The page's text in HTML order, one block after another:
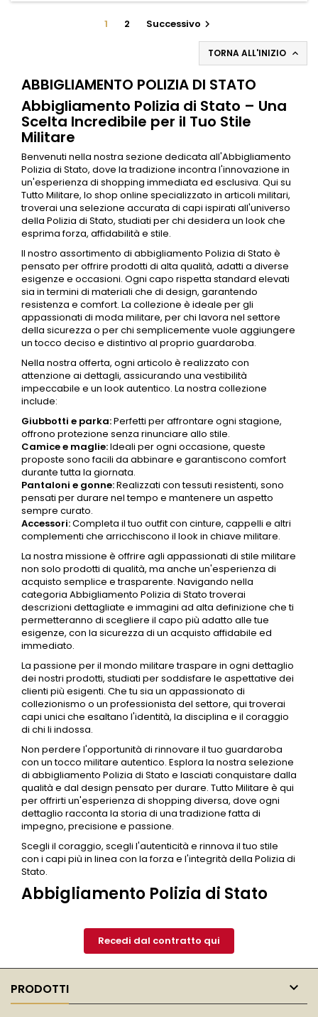
1 2 Successivo 
TORNA ALL'INIZIO 
ABBIGLIAMENTO POLIZIA DI STATO
Abbigliamento Polizia di Stato – Una
Scelta Incredibile per il Tuo Stile
Militare
Benvenuti nella nostra sezione dedicata all'Abbigliamento
Polizia di Stato, dove la tradizione incontra l'innovazione in
un'esperienza di shopping immediata ed esclusiva. Qui su
Tutto Militare, lo shop online specializzato in articoli militari,
troverai una selezione accurata di capi ispirati all'universo
della Polizia di Stato, studiati per chi desidera un look che
esprima forza, affidabilità e stile.
Il nostro assortimento di abbigliamento Polizia di Stato è
pensato per offrire prodotti di alta qualità, adatti a diverse
esigenze e occasioni. Ogni capo rispetta standard elevati
sia in termini di materiali che di design, garantendo
resistenza e comfort. La collezione è ideale per gli
appassionati di moda militare, per chi lavora nel settore
della sicurezza o per chi semplicemente vuole aggiungere
un tocco deciso e distintivo al proprio guardaroba.
Nella nostra offerta, ogni articolo è realizzato con
attenzione ai dettagli, assicurando una vestibilità
impeccabile e un look autentico. La nostra collezione
include:
Giubbotti e parka:Perfetti per affrontare ogni stagione,
offrono protezione senza rinunciare allo stile.
Camice e maglie:Ideali per ogni occasione, queste
proposte sono facili da abbinare e garantiscono comfort
durante tutta la giornata.
Pantaloni e gonne:Realizzati con tessuti resistenti, sono
pensati per durare nel tempo e mantenere un aspetto
sempre curato.
Accessori:Completa il tuo outfit con cinture, cappelli e altri
complementi che arricchiscono il look in chiave militare.
La nostra missione è offrire agli appassionati di stile militare
non solo prodotti di qualità, ma anche un'esperienza di
acquisto semplice e trasparente. Navigando nella
categoria Abbigliamento Polizia di Stato troverai
descrizioni dettagliate e immagini ad alta definizione che ti
permetteranno di scegliere il capo più adatto alle tue
esigenze, con la sicurezza di un acquisto affidabile ed
immediato.
La passione per il mondo militare traspare in ogni dettaglio
dei nostri prodotti, studiati per soddisfare le aspettative dei
clienti più esigenti. Che tu sia un appassionato di
collezionismo o un professionista del settore, qui troverai
capi unici che esaltano l'identità, la disciplina e il coraggio
di chi li indossa.
Non perdere l'opportunità di rinnovare il tuo guardaroba
con un tocco militare autentico. Esplora la nostra selezione
di abbigliamento Polizia di Stato e lasciati conquistare dalla
qualità e dal design pensato per durare. Tutto Militare è qui
per offrirti un'esperienza di shopping diversa, dove ogni
dettaglio racconta la storia di una tradizione fatta di
impegno, precisione e passione.
Scegli il coraggio, scegli l'autenticità e rinnova il tuo stile
con i capi più in linea con la forza e l'integrità della Polizia di
Stato.
Abbigliamento Polizia di Stato
Recedi dal contratto qui
PRODOTTI 